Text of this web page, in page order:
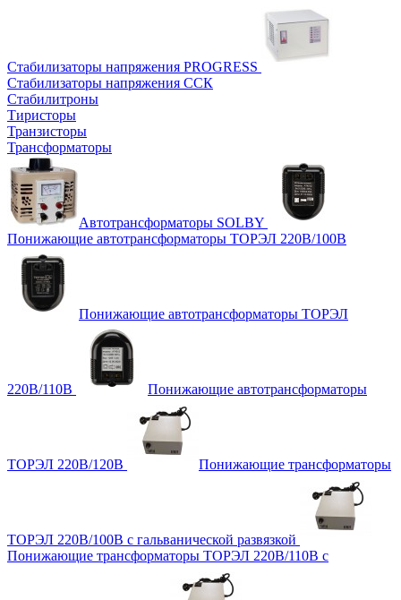
Стабилизаторы напряжения PROGRESS
Стабилизаторы напряжения ССК
Стабилитроны
Тиристоры
Транзисторы
Трансформаторы
Автотрансформаторы SOLBY
Понижающие автотрансформаторы ТОРЭЛ 220В/100В
Понижающие автотрансформаторы ТОРЭЛ
220В/110В Понижающие автотрансформаторы
ТОРЭЛ 220В/120В Понижающие трансформаторы
ТОРЭЛ 220В/100В с гальванической развязкой
Понижающие трансформаторы ТОРЭЛ 220В/110В с